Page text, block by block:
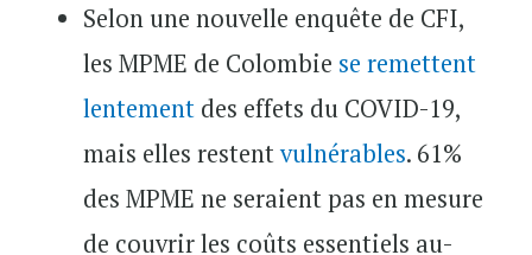
Selon une nouvelle enquête de CFI,
les MPME de Colombie se remettent
lentement des effets du COVID-19,
mais elles restentvulnérables. 61%
des MPME ne seraient pas en mesure
de couvrir les coûts essentiels au-